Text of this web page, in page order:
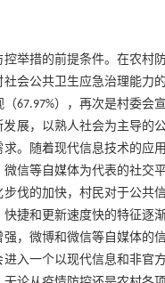
举措的前提条件。在农村
会公共卫生应急治理能力
67.97%），再次是村委会
展，以熟人社会为主导
。随着现代信息技术的应
信等自媒体为代表的社交
伐的加快，村民对于公共
捷和更新速度快的特征逐
，微博和微信等自媒体的
入一个以现代信息和非官